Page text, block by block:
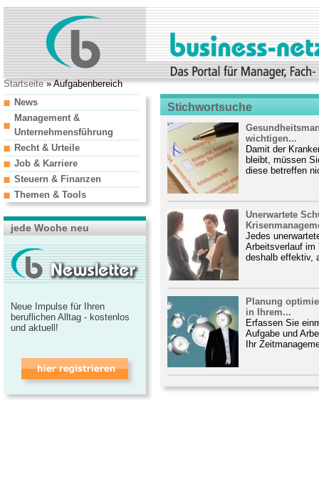
Startseite» Aufgabenbereich
Stichwortsuche
wichtigen...
Damit der
bleibt, müssen
diese betreffen
Unerwartete
Jedes
Arbeitsverlauf im
deshalb effektiv,
Planung
in Ihrem...
Erfassen Sie
Aufgabe und
Ihr
News
Management &
Unternehmensführung
Recht & Urteile
Job & Karriere
Steuern & Finanzen
Themen & Tools
jede Woche neu
Neue Impulse für Ihren
beruflichen Alltag - kostenlos
und aktuell!